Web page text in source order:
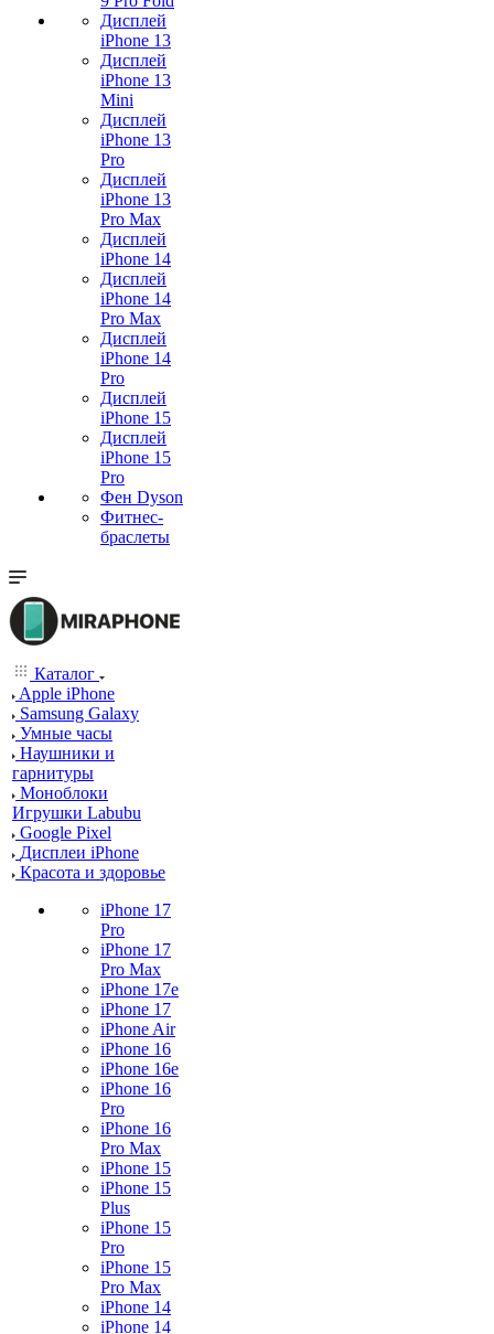
Дисплей
iPhone 13
Дисплей
iPhone 13
Mini
Дисплей
iPhone 13
Pro
Дисплей
iPhone 13
Pro Max
Дисплей
iPhone 14
Дисплей
iPhone 14
Pro Max
Дисплей
iPhone 14
Pro
Дисплей
iPhone 15
Дисплей
iPhone 15
Pro
Фен Dyson
Фитнес-
браслеты
Каталог
Apple iPhone
Samsung Galaxy
Умные часы
Наушники и
гарнитуры
Моноблоки
Игрушки Labubu
Google Pixel
Дисплеи iPhone
Красота и здоровье
iPhone 17
Pro
iPhone 17
Pro Max
iPhone 17e
iPhone 17
iPhone Air
iPhone 16
iPhone 16e
iPhone 16
Pro
iPhone 16
Pro Max
iPhone 15
iPhone 15
Plus
iPhone 15
Pro
iPhone 15
Pro Max
iPhone 14
iPhone 14